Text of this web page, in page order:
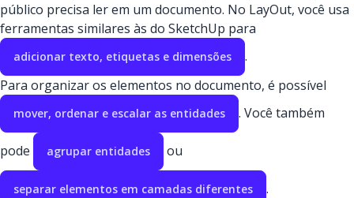
público precisa ler em um documento. No LayOut, você usa
ferramentas similares às do SketchUp para
adicionar texto, etiquetas e dimensões
.
Para organizar os elementos no documento, é possível
mover, ordenar e escalar as entidades . Você também
pode agrupar entidades ou
separar elementos em camadas diferentes
.